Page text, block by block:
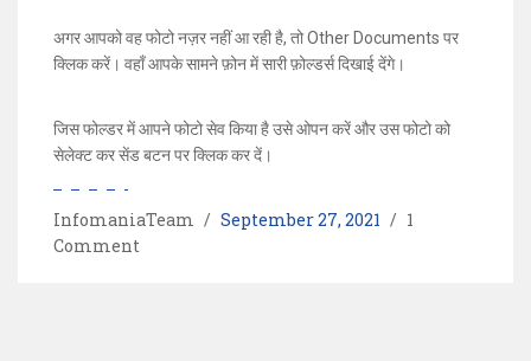
InfomaniaTeam September 27, 2021
1
Comment
अगर आपको वह फोटो नज़र नहीं आ रही है, तो Other Documents पर
क्लिक करें। वहाँ आपके सामने फ़ोन में सारी फ़ोल्डर्स दिखाई देंगे।
जिस फोल्डर में आपने फोटो सेव किया है उसे ओपन करें और उस फोटो को
सेलेक्ट कर सेंड बटन पर क्लिक कर दें।